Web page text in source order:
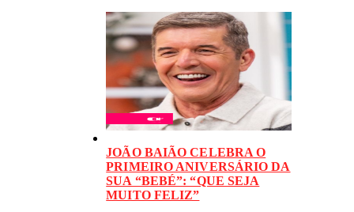
JOÃO BAIÃO CELEBRA O
PRIMEIRO ANIVERSÁRIO DA
SUA “BEBÉ”: “QUE SEJA
MUITO FELIZ”